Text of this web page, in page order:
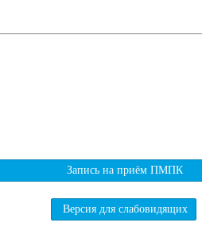
Запись на приём ПМПК
Версия для слабовидящих